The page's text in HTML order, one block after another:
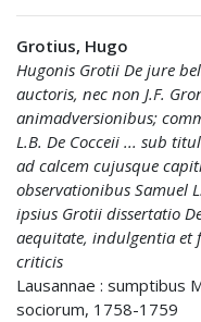
Grotius, Hugo
Hugonis Grotii De jure
auctoris, nec non J.F.
animadversionibus;
L.B. De Cocceii ... sub
ad calcem cujusque
observationibus Samuel
ipsius Grotii dissertatio
aequitate, indulgentia et
criticis
Lausannae : sumptibus
sociorum, 1758-1759